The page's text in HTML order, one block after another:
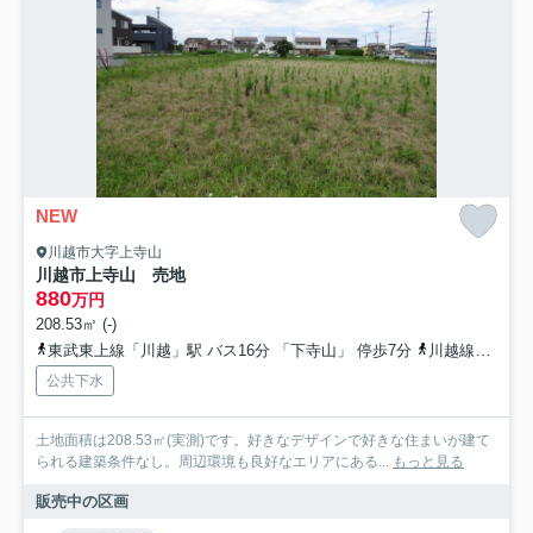
NEW
川越市大字上寺山
川越市上寺山 売地
880万円
208.53㎡ (-)
東武東上線「川越」駅 バス16分 「下寺山」 停歩7分
川越線「西川越」駅 徒歩28分
公共下水
土地面積は208.53㎡(実測)です。好きなデザインで好きな住まいが建て
られる建築条件なし。周辺環境も良好なエリアにある...
もっと見る
販売中の区画